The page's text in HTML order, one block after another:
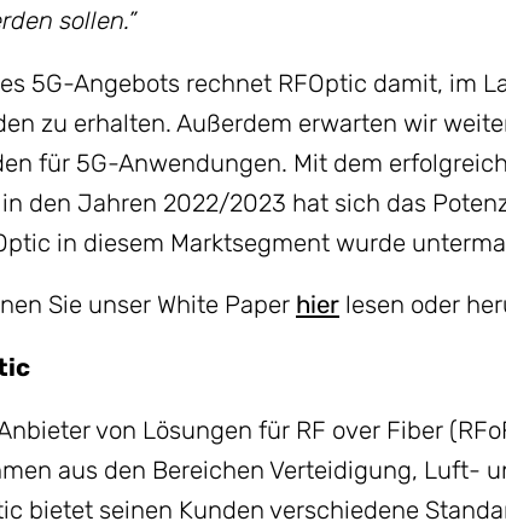
sollen.”
5G-Angebots rechnet RFOptic damit, im
zu erhalten. Außerdem erwarten wir
für 5G-Anwendungen. Mit dem
den Jahren 2022/2023 hat sich das
in diesem Marktsegment wurde
Sie unser White Paper hier lesen oder
von Lösungen für RF over Fiber
aus den Bereichen Verteidigung, Luft-
bietet seinen Kunden verschiedene